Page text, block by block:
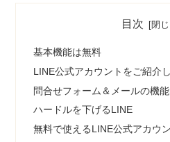
目次
基本機能は無料
LINE公式アカウントをご紹介
問合せフォーム＆メールの機
ハードルを下げるLINE
無料で使えるLINE公式アカウ